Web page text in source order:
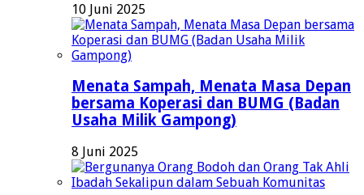
10 Juni 2025
Menata Sampah, Menata Masa Depan
bersama Koperasi dan BUMG (Badan
Usaha Milik Gampong)
8 Juni 2025